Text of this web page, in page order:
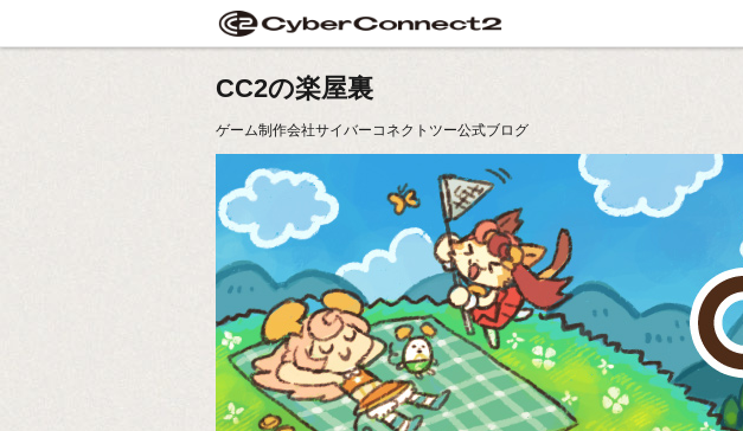
CC2の楽屋裏
ゲーム制作会社サイバーコネクトツー公式ブログ